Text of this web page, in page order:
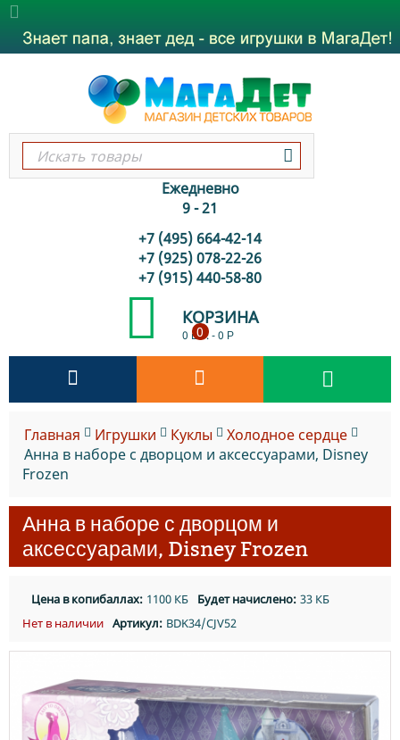
Ежедневно
9 - 21
+7 (495) 664-42-14
+7 (925) 078-22-26
+7 (915) 440-58-80
КОРЗИНА
0 шт.-0 Р
0
Главная Игрушки Куклы
Холодное сердце
Анна в наборе с дворцом и аксессуарами, Disney
Frozen
Анна в наборе с дворцом и
аксессуарами, Disney Frozen
Цена в копибаллах: 1100 КБ Будет начислено: 33 КБ
Нет в наличии Артикул: BDK34/CJV52